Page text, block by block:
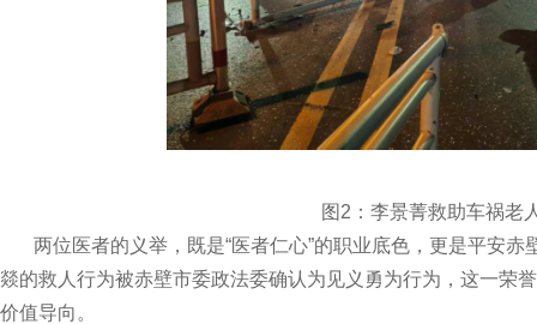
图2：李景菁救助车祸老人
两位医者的义举，既是“医者仁心”的职业底色，更是平安赤
燚的救人行为被赤壁市委政法委确认为见义勇为行为，这一荣
价值导向。